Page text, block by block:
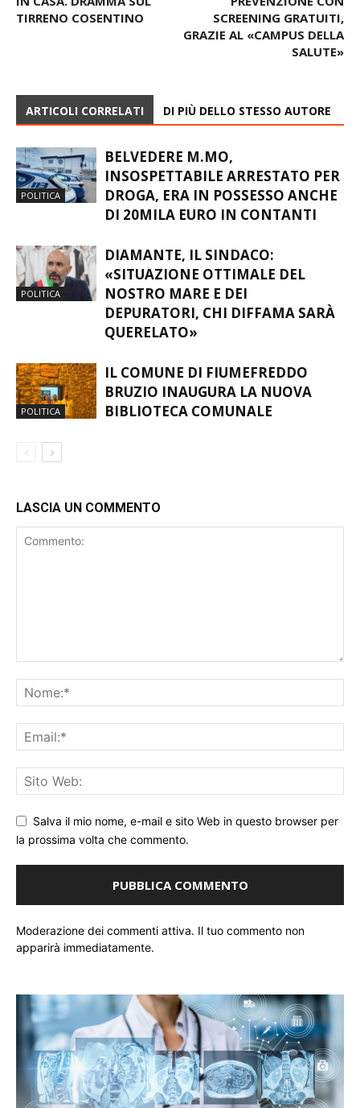
TIRRENO COSENTINO
SCREENING GRATUITI,
GRAZIE AL «CAMPUS DELLA
SALUTE»
ARTICOLI CORRELATI DI PIÙ DELLO STESSO AUTORE
POLITICA
BELVEDERE M.MO,
INSOSPETTABILE ARRESTATO PER
DROGA, ERA IN POSSESSO ANCHE
DI 20MILA EURO IN CONTANTI
POLITICA
DIAMANTE, IL SINDACO:
«SITUAZIONE OTTIMALE DEL
NOSTRO MARE E DEI
DEPURATORI, CHI DIFFAMA SARÀ
QUERELATO»
POLITICA
IL COMUNE DI FIUMEFREDDO
BRUZIO INAUGURA LA NUOVA
BIBLIOTECA COMUNALE
LASCIA UN COMMENTO
Salva il mio nome, e-mail e sito Web in questo browser per
la prossima volta che commento.
Moderazione dei commenti attiva. Il tuo commento non
apparirà immediatamente.